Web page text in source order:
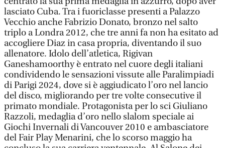
lasciato Cuba. Tra i fuoriclasse presenti a Palazzo
Vecchio anche Fabrizio Donato, bronzo nel salto
triplo a Londra 2012, che tre anni fa non ha esitato ad
accogliere Diaz in casa propria, diventando il suo
allenatore. Idolo dell’atletica, Rigivan
Ganeshamoorthy è entrato nel cuore degli italiani
condividendo le sensazioni vissute alle Paralimpiadi
di Parigi 2024, dove si è aggiudicato l’oro nel lancio
del disco, migliorando per tre volte consecutive il
primato mondiale. Protagonista per lo sci Giuliano
Razzoli, medaglia d’oro nello slalom speciale ai
Giochi Invernali di Vancouver 2010 e ambasciatore
del Fair Play Menarini, che lo scorso maggio ha